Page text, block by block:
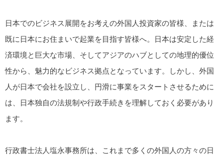
日本でのビジネス展開をお考えの外国人投資家の皆様、または
既に日本にお住まいで起業を目指す皆様へ。日本は安定した経
済環境と巨大な市場、そしてアジアのハブとしての地理的優位
性から、魅力的なビジネス拠点となっています。しかし、外国
人が日本で会社を設立し、円滑に事業をスタートさせるために
は、日本独自の法規制や行政手続きを理解しておく必要があり
ます。
行政書士法人塩永事務所は、これまで多くの外国人の方々の日